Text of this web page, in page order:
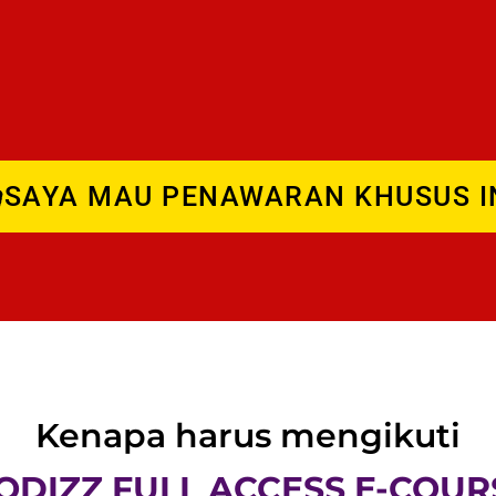
SAYA MAU PENAWARAN KHUSUS
Kenapa harus mengikuti